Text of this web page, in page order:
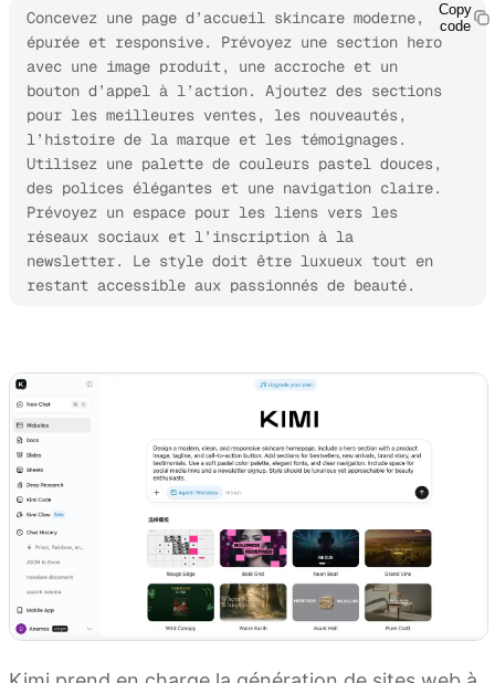
Concevez une page d’accueil skincare moderne,
épurée et responsive. Prévoyez une section hero
avec une image produit, une accroche et un
bouton d’appel à l’action. Ajoutez des sections
pour les meilleures ventes, les nouveautés,
l’histoire de la marque et les témoignages.
Utilisez une palette de couleurs pastel douces,
des polices élégantes et une navigation claire.
Prévoyez un espace pour les liens vers les
réseaux sociaux et l’inscription à la
newsletter. Le style doit être luxueux tout en
restant accessible aux passionnés de beauté.
Copy
code